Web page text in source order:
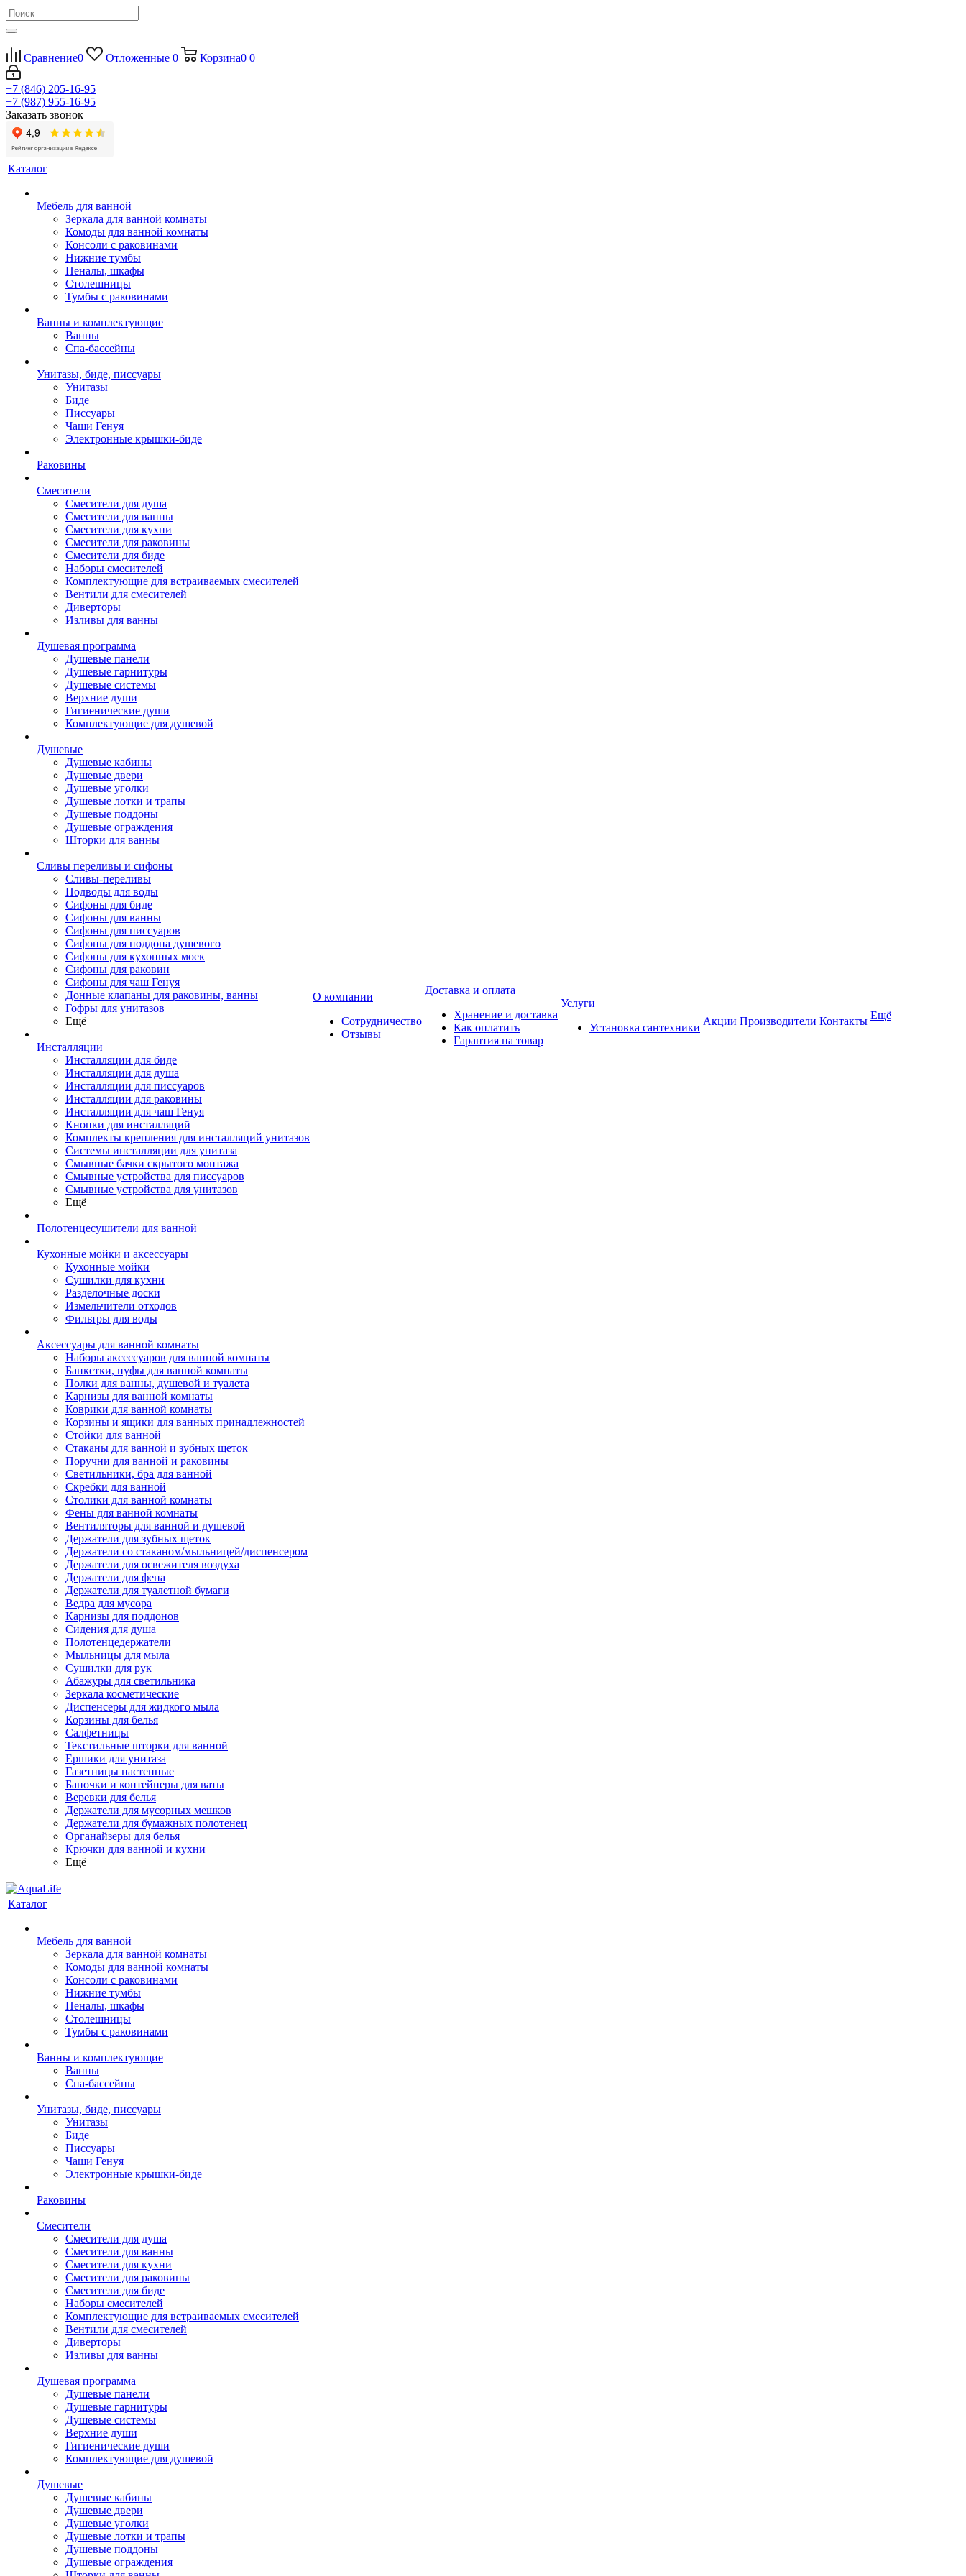
Сравнение0 Отложенные 0 Корзина0 0
+7 (846) 205-16-95
+7 (987) 955-16-95
Заказать звонок
Каталог
Мебель для ванной
Зеркала для ванной комнаты
Комоды для ванной комнаты
Консоли с раковинами
Нижние тумбы
Пеналы, шкафы
Столешницы
Тумбы с раковинами
Ванны и комплектующие
Ванны
Спа-бассейны
Унитазы, биде, писсуары
Унитазы
Биде
Писсуары
Чаши Генуя
Электронные крышки-биде
Раковины
Смесители
Смесители для душа
Смесители для ванны
Смесители для кухни
Смесители для раковины
Смесители для биде
Наборы смесителей
Комплектующие для встраиваемых смесителей
Вентили для смесителей
Диверторы
Изливы для ванны
Душевая программа
Душевые панели
Душевые гарнитуры
Душевые системы
Верхние души
Гигиенические души
Комплектующие для душевой
Душевые
Душевые кабины
Душевые двери
Душевые уголки
Душевые лотки и трапы
Душевые поддоны
Душевые ограждения
Шторки для ванны
Сливы переливы и сифоны
Сливы-переливы
Подводы для воды
Сифоны для биде
Сифоны для ванны
Сифоны для писсуаров
Сифоны для поддона душевого
Сифоны для кухонных моек
Сифоны для раковин
Сифоны для чаш Генуя
Донные клапаны для раковины, ванны
Гофры для унитазов
Ещё
Инсталляции
Инсталляции для биде
Инсталляции для душа
Инсталляции для писсуаров
Инсталляции для раковины
Инсталляции для чаш Генуя
Кнопки для инсталляций
Комплекты крепления для инсталляций унитазов
Системы инсталляции для унитаза
Смывные бачки скрытого монтажа
Смывные устройства для писсуаров
Смывные устройства для унитазов
Ещё
Полотенцесушители для ванной
Кухонные мойки и аксессуары
Кухонные мойки
Сушилки для кухни
Разделочные доски
Измельчители отходов
Фильтры для воды
Аксессуары для ванной комнаты
Наборы аксессуаров для ванной комнаты
Банкетки, пуфы для ванной комнаты
Полки для ванны, душевой и туалета
Карнизы для ванной комнаты
Коврики для ванной комнаты
Корзины и ящики для ванных принадлежностей
Стойки для ванной
Стаканы для ванной и зубных щеток
Поручни для ванной и раковины
Светильники, бра для ванной
Скребки для ванной
Столики для ванной комнаты
Фены для ванной комнаты
Вентиляторы для ванной и душевой
Держатели для зубных щеток
Держатели со стаканом/мыльницей/диспенсером
Держатели для освежителя воздуха
Держатели для фена
Держатели для туалетной бумаги
Ведра для мусора
Карнизы для поддонов
Сидения для душа
Полотенцедержатели
Мыльницы для мыла
Сушилки для рук
Абажуры для светильника
Зеркала косметические
Диспенсеры для жидкого мыла
Корзины для белья
Салфетницы
Текстильные шторки для ванной
Ершики для унитаза
Газетницы настенные
Баночки и контейнеры для ваты
Веревки для белья
Держатели для мусорных мешков
Держатели для бумажных полотенец
Органайзеры для белья
Крючки для ванной и кухни
Ещё
О компании
Сотрудничество
Отзывы
Доставка и оплата
Хранение и доставка
Как оплатить
Гарантия на товар
Услуги
Установка сантехники
Акции Производители Контакты Ещё
Каталог
Мебель для ванной
Зеркала для ванной комнаты
Комоды для ванной комнаты
Консоли с раковинами
Нижние тумбы
Пеналы, шкафы
Столешницы
Тумбы с раковинами
Ванны и комплектующие
Ванны
Спа-бассейны
Унитазы, биде, писсуары
Унитазы
Биде
Писсуары
Чаши Генуя
Электронные крышки-биде
Раковины
Смесители
Смесители для душа
Смесители для ванны
Смесители для кухни
Смесители для раковины
Смесители для биде
Наборы смесителей
Комплектующие для встраиваемых смесителей
Вентили для смесителей
Диверторы
Изливы для ванны
Душевая программа
Душевые панели
Душевые гарнитуры
Душевые системы
Верхние души
Гигиенические души
Комплектующие для душевой
Душевые
Душевые кабины
Душевые двери
Душевые уголки
Душевые лотки и трапы
Душевые поддоны
Душевые ограждения